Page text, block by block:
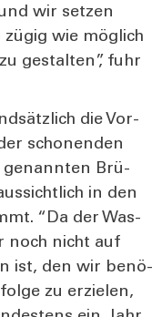
wir set­zen
wie mög­lich
gestal­ten”, fuhr
die Vor­
scho­nen­den
genann­ten Brü­
in den
“Da der Was­
noch nicht auf
ist, den wir benö­
zu erzie­len,